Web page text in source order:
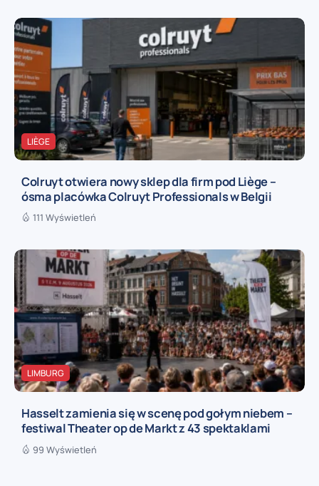
LIÈGE
Colruyt otwiera nowy sklep dla firm pod Liège –
ósma placówka Colruyt Professionals w Belgii
111 Wyświetleń
LIMBURG
Hasselt zamienia się w scenę pod gołym niebem –
festiwal Theater op de Markt z 43 spektaklami
99 Wyświetleń